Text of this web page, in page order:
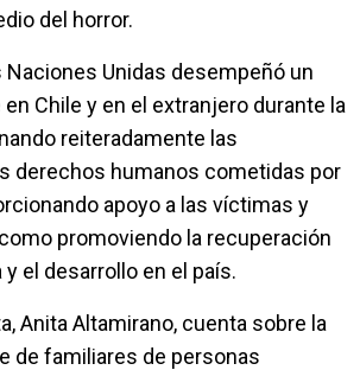
del horror.
Naciones Unidas desempeñó un
Chile y en el extranjero durante la
reiteradamente las
derechos humanos cometidas por
apoyo a las víctimas y
promoviendo la recuperación
el desarrollo en el país.
Anita Altamirano, cuenta sobre la
de familiares de personas